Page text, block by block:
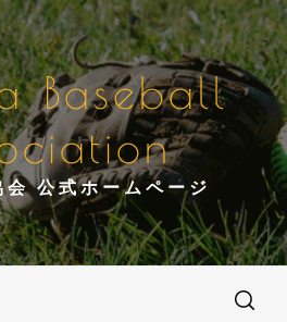
Baseball
公式ホームページ